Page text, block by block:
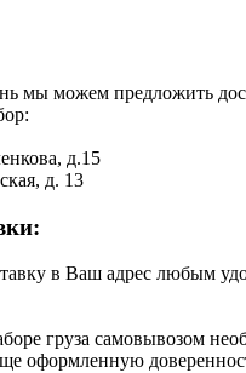
мы можем предложить
д.15
д. 13
в Ваш адрес любым
груза самовывозом
оформленную